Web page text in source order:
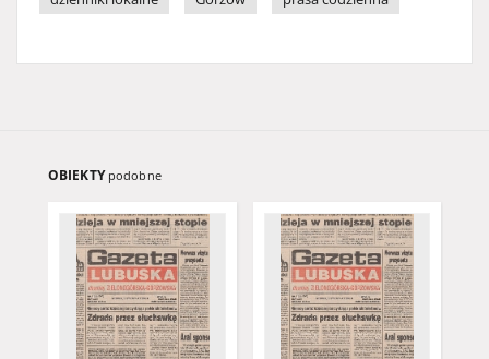
OBIEKTY podobne